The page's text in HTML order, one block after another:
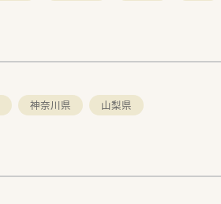
神奈川県 山梨県